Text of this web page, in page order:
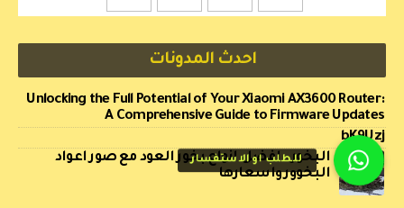
احدث المدونات
Unlocking the Full Potential of Your Xiaomi AX3600 Router:
A Comprehensive Guide to Firmware Updates
bK9Uzj
البخور – افضل انواع بخور العود مع صور اعواد
البخوور واسعارها
للطلب او الاستفسار